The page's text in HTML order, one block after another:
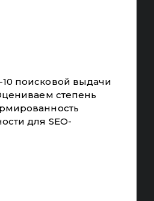
поисковой выдачи
степень
для SEO-